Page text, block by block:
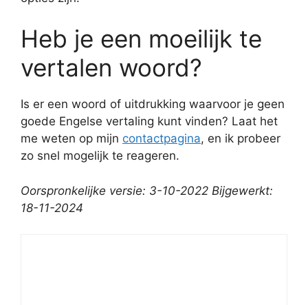
Heb je een moeilijk te
vertalen woord?
Is er een woord of uitdrukking waarvoor je geen
goede Engelse vertaling kunt vinden? Laat het
me weten op mijn contactpagina, en ik probeer
zo snel mogelijk te reageren.
Oorspronkelijke versie: 3-10-2022 Bijgewerkt:
18-11-2024